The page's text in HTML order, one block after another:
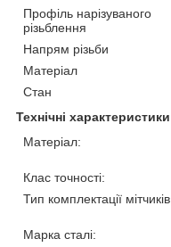
Профіль нарізуваного
різьблення
Напрям різьби
Матеріал
Стан
Технічні характеристики
Матеріал:
Клас точності:
Тип комплектації мітчиків
Марка сталі: